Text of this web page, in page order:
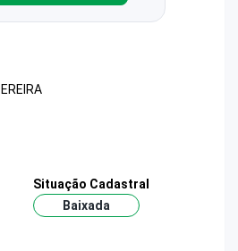
Situação Cadastral
Baixada